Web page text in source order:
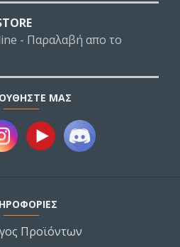
- Παραλαβή απο το
ΜΑΣ
Προϊόντων